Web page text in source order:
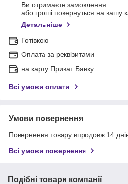
Ви отримаєте замовлення
або гроші повернуться на вашу
Детальніше
Готівкою
Оплата за реквізитами
на карту Приват Банку
Всі умови оплати
Умови повернення
Повернення товару впродовж 14
Всі умови повернення
Подібні товари компанії